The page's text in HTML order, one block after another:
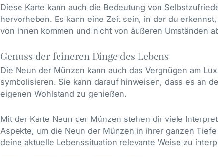
Diese Karte kann auch die Bedeutung von
hervorheben. Es kann eine Zeit sein, in der du
von innen kommen und nicht von äußeren Umständen
Genuss der feineren Dinge des Lebens
Die Neun der Münzen kann auch das Vergnügen am
symbolisieren. Sie kann darauf hinweisen, dass es an
eigenen Wohlstand zu genießen.
Mit der Karte Neun der Münzen stehen dir viele
Aspekte, um die Neun der Münzen in ihrer ganzen
deine aktuelle Lebenssituation relevante Weise zu